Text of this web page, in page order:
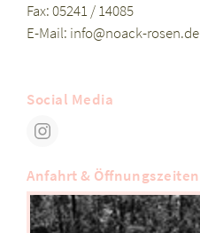
Fax: 05241 / 14085
E-Mail: info@noack-rosen.de
Social Media
Anfahrt & Öffnungszeiten